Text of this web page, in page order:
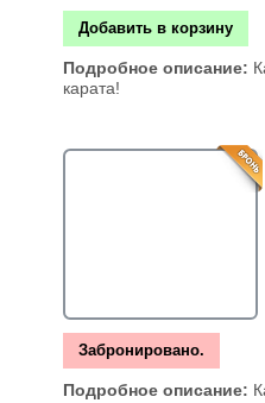
Добавить в корзину
Подробное описание:
карата!
Забронировано.
Подробное описание: